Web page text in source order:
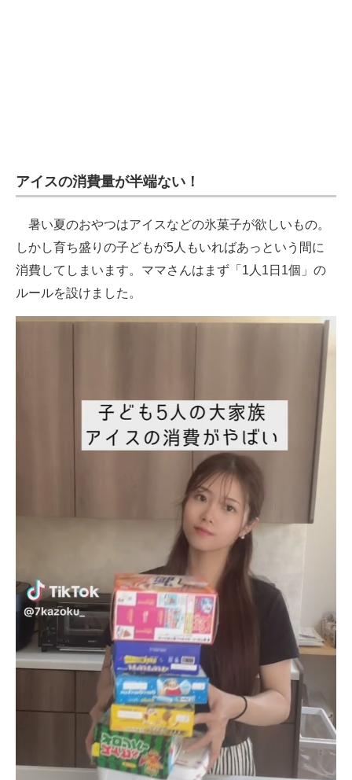
アイスの消費量が半端ない！
暑い夏のおやつはアイスなどの氷菓子が欲しいもの。
しかし育ち盛りの子どもが5人もいればあっという間に
消費してしまいます。ママさんはまず「1人1日1個」の
ルールを設けました。